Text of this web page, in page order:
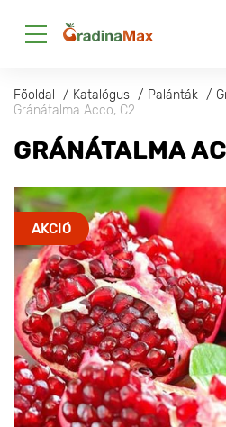
Főoldal Katalógus Palánták
Gránátalma Aссo, С2
GRÁNÁTALMA
AKCIÓ